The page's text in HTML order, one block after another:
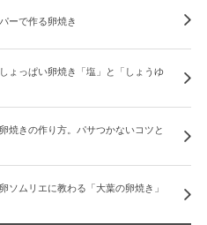
ーで作る卵焼き
ょっぱい卵焼き「塩」と「しょうゆ
焼きの作り方。パサつかないコツと
ソムリエに教わる「大葉の卵焼き」